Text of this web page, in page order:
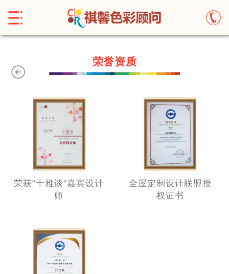
荣誉资质
荣获“十雅谈“嘉宾设计
师
全屋定制设计联盟授
权证书